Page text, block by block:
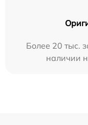
Более 20 тыс.
наличии